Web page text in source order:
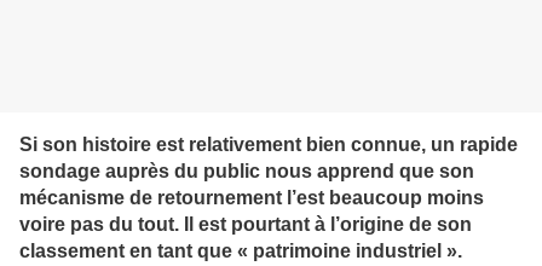
Si son histoire est relativement bien connue, un rapide
sondage auprès du public nous apprend que son
mécanisme de retournement l’est beaucoup moins
voire pas du tout. Il est pourtant à l’origine de son
classement en tant que « patrimoine industriel ».